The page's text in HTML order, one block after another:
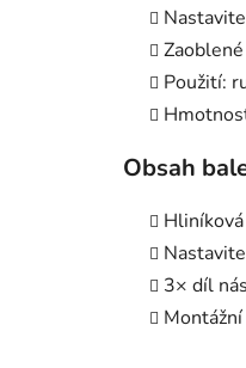
Použití:
Obsah
3× díl